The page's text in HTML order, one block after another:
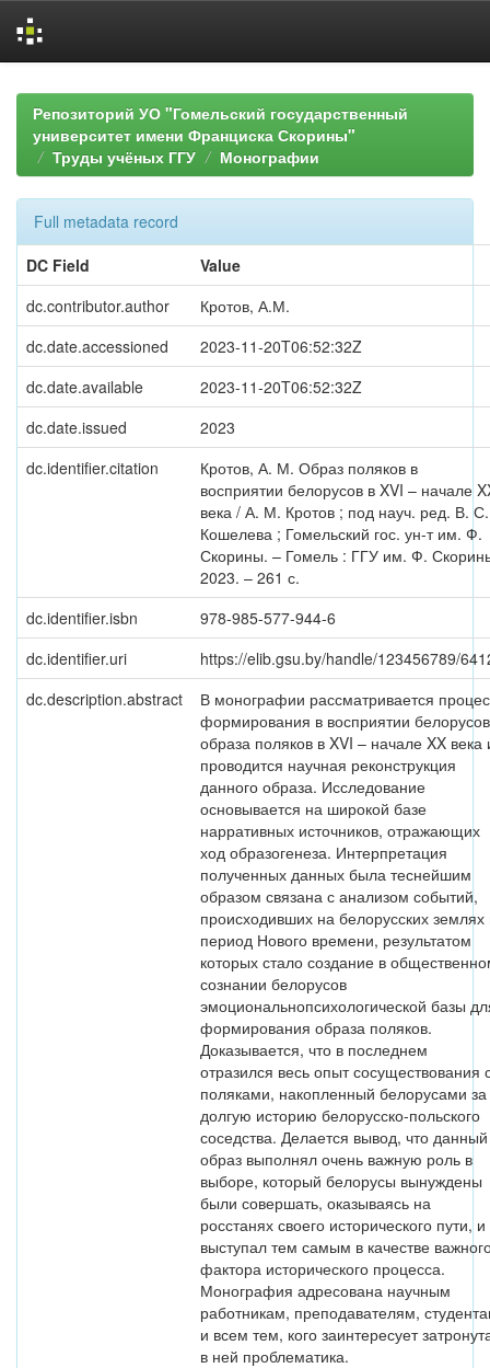
navigationРепозиторий УО "Гомельский государственный
университет имени Франциска Скорины"
Труды учёных ГГУ
Монографии
Full metadata record
DC Field
Value
dc.contributor.author
Кротов, А.М.
dc.date.accessioned
2023-11-20T06:52:32Z
dc.date.available
2023-11-20T06:52:32Z
dc.date.issued
2023
dc.identifier.citation
Кротов, А. М. Образ поляков в
восприятии белорусов в XVI – начале
века / А. М. Кротов ; под науч. ред. В. С.
Кошелева ; Гомельский гос. ун-т им. Ф.
Скорины. – Гомель : ГГУ им. Ф.
2023. – 261 с.
dc.identifier.isbn
978-985-577-944-6
dc.identifier.uri
https://elib.gsu.by/handle/123456789/
dc.description.abstract
В монографии рассматривается
формирования в восприятии белорусов
образа поляков в XVI – начале XX века
проводится научная реконструкция
данного образа. Исследование
основывается на широкой базе
нарративных источников, отражающих
ход образогенеза. Интерпретация
полученных данных была теснейшим
образом связана с анализом событий,
происходивших на белорусских землях
период Нового времени, результатом
которых стало создание в
сознании белорусов
эмоциональнопсихологической базы
формирования образа поляков.
Доказывается, что в последнем
отразился весь опыт сосуществования
поляками, накопленный белорусами за
долгую историю белорусско-польского
соседства. Делается вывод, что данный
образ выполнял очень важную роль в
выборе, который белорусы вынуждены
были совершать, оказываясь на
росстанях своего исторического пути, и
выступал тем самым в качестве
фактора исторического процесса.
Монография адресована научным
работникам, преподавателям,
и всем тем, кого заинтересует
в ней проблематика.